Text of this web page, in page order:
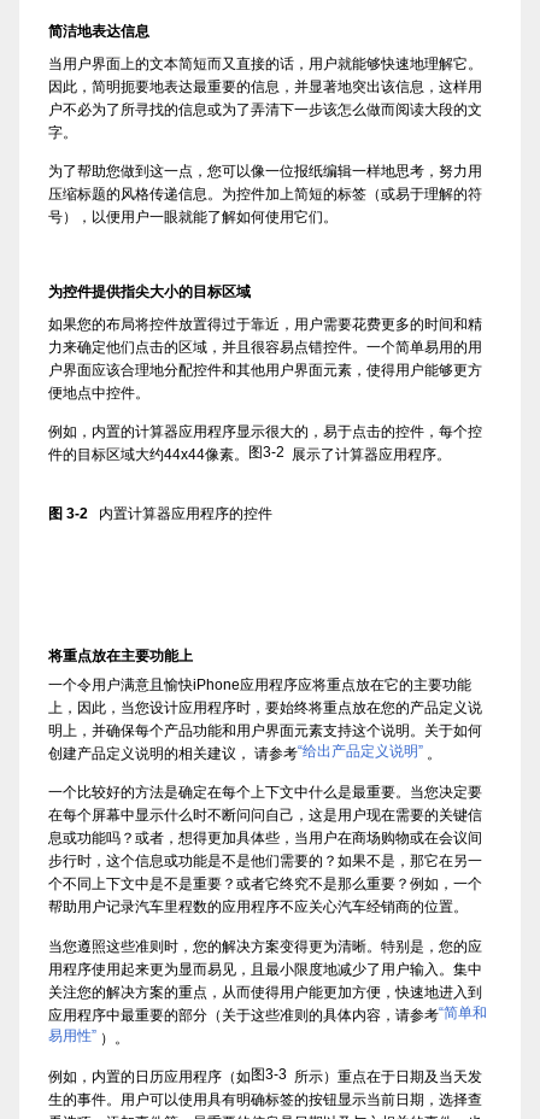
简洁地表达信息
当用户界面上的文本简短而又直接的话，用户就能够快速地理解它。
因此，简明扼要地表达最重要的信息，并显著地突出该信息，这样用
户不必为了所寻找的信息或为了弄清下一步该怎么做而阅读大段的文
字。
为了帮助您做到这一点，您可以像一位报纸编辑一样地思考，努力用
压缩标题的风格传递信息。为控件加上简短的标签（或易于理解的符
号），以便用户一眼就能了解如何使用它们。
为控件提供指尖大小的目标区域
如果您的布局将控件放置得过于靠近，用户需要花费更多的时间和精
力来确定他们点击的区域，并且很容易点错控件。一个简单易用的用
户界面应该合理地分配控件和其他用户界面元素，使得用户能够更方
便地点中控件。
例如，内置的计算器应用程序显示很大的，易于点击的控件，每个控
件的目标区域大约44x44像素。
图3-2 展示了计算器应用程序。
图 3-2 内置计算器应用程序的控件
将重点放在主要功能上
一个令用户满意且愉快iPhone应用程序应将重点放在它的主要功能
上，因此，当您设计应用程序时，要始终将重点放在您的产品定义说
明上，并确保每个产品功能和用户界面元素支持这个说明。关于如何
创建产品定义说明的相关建议， 请参考“给出产品定义说明” 。
一个比较好的方法是确定在每个上下文中什么是最重要。当您决定要
在每个屏幕中显示什么时不断问问自己，这是用户现在需要的关键信
息或功能吗？或者，想得更加具体些，当用户在商场购物或在会议间
步行时，这个信息或功能是不是他们需要的？如果不是，那它在另一
个不同上下文中是不是重要？或者它终究不是那么重要？例如，一个
帮助用户记录汽车里程数的应用程序不应关心汽车经销商的位置。
当您遵照这些准则时，您的解决方案变得更为清晰。特别是，您的应
用程序使用起来更为显而易见，且最小限度地减少了用户输入。集中
关注您的解决方案的重点，从而使得用户能更加方便，快速地进入到
应用程序中最重要的部分（关于这些准则的具体内容，请参考“简单和
易用性” ）。
例如，内置的日历应用程序（如 图3-3 所示）重点在于日期及当天发
生的事件。用户可以使用具有明确标签的按钮显示当前日期，选择查